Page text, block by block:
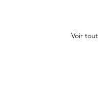
Voir tout